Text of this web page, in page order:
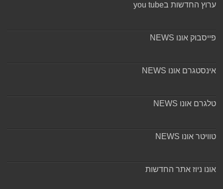
ערוץ החדשות בyou tube
פייסבוק אונו NEWS
אינסטגרם אונו NEWS
טלגרם אונו NEWS
טוויטר אונו NEWS
אונו ניוז אתר החדשות